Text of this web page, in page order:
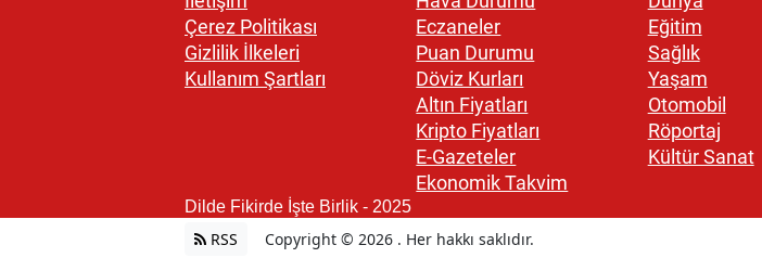
Çerez Politikası
Gizlilik İlkeleri
Kullanım Şartları
Eczaneler
Puan Durumu
Döviz Kurları
Altın Fiyatları
Kripto Fiyatları
E-Gazeteler
Ekonomik Takvim
Eğitim
Sağlık
Yaşam
Otomobil
Röportaj
Kültür Sanat
Dilde Fikirde İşte Birlik - 2025
RSS Copyright © 2026 . Her hakkı saklıdır.